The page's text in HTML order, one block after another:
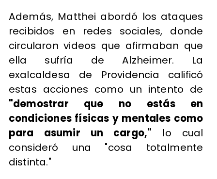
Además, Matthei abordó los ataques
recibidos en redes sociales, donde
circularon videos que afirmaban que
ella sufría de Alzheimer. La
exalcaldesa de Providencia calificó
estas acciones como un intento de
"demostrar que no estás en
condiciones físicas y mentales como
para asumir un cargo," lo cual
consideró una "cosa totalmente
distinta."